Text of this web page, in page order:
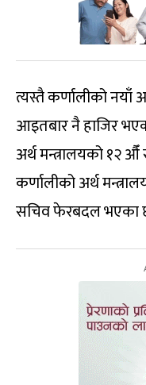
त्यस्तै कर्णालीको नयाँ
आइतबार नै हाजिर
अर्थ मन्त्रालयको १२
कर्णालीको अर्थ
सचिव फेरबदल भएका